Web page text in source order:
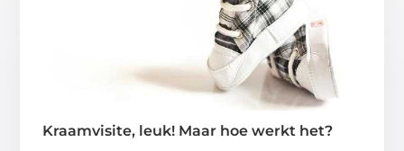
Kraamvisite, leuk! Maar hoe werkt het?